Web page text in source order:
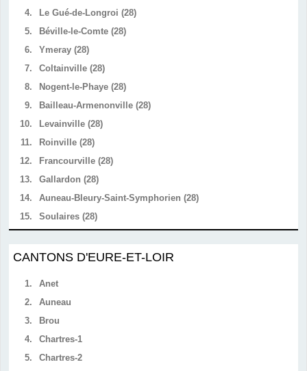
4.
Le Gué-de-Longroi (28)
5.
Béville-le-Comte (28)
6.
Ymeray (28)
7.
Coltainville (28)
8.
Nogent-le-Phaye (28)
9.
Bailleau-Armenonville (28)
10.
Levainville (28)
11.
Roinville (28)
12.
Francourville (28)
13.
Gallardon (28)
14.
Auneau-Bleury-Saint-Symphorien (28)
15.
Soulaires (28)
CANTONS D'EURE-ET-LOIR
1.
Anet
2.
Auneau
3.
Brou
4.
Chartres-1
5.
Chartres-2